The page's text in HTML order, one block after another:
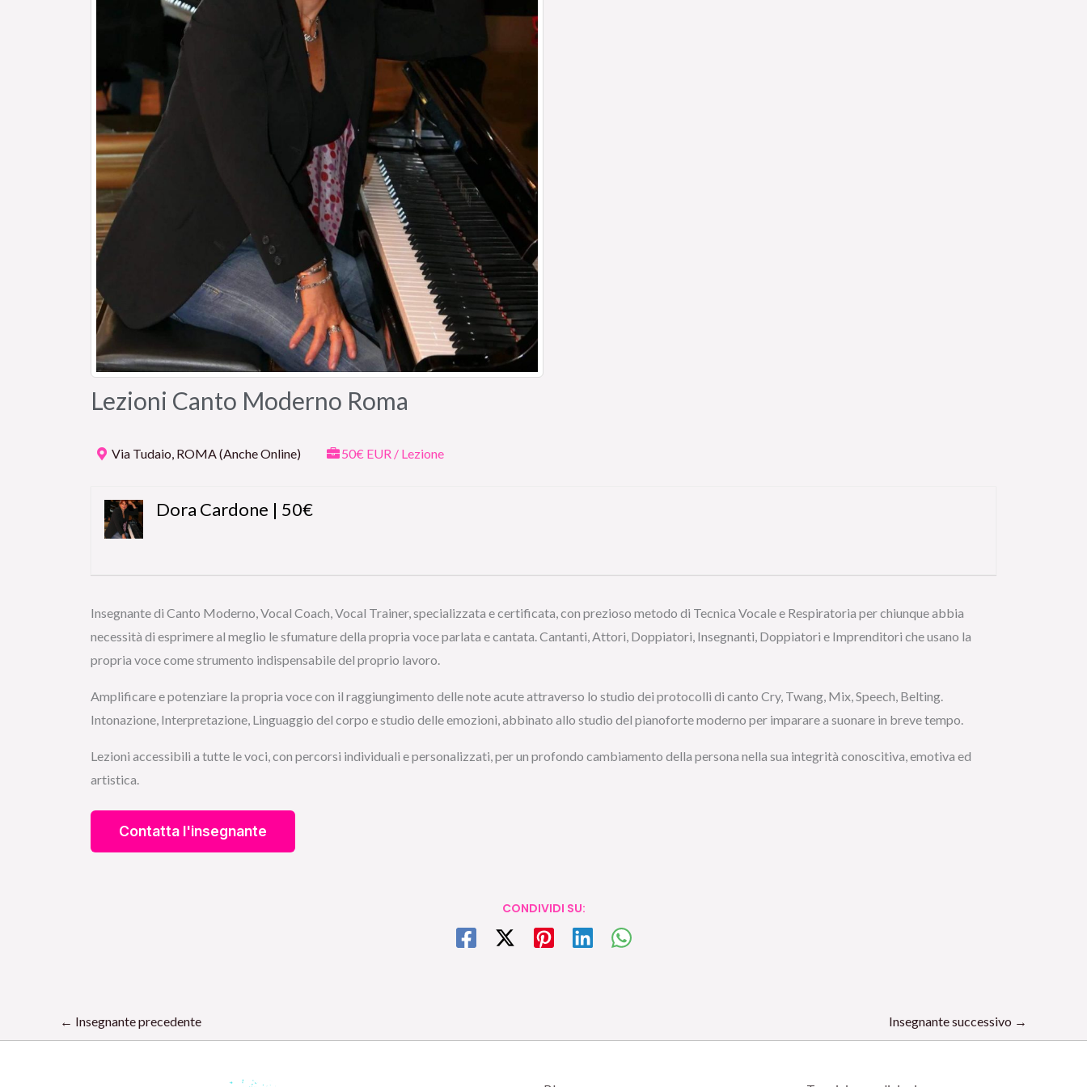
Lezioni Canto Moderno Roma
Via Tudaio, ROMA (Anche Online) 50€ EUR / Lezione
Dora Cardone | 50€
Insegnante di Canto Moderno, Vocal Coach, Vocal Trainer, specializzata e certificata, con prezioso metodo di Tecnica Vocale e Respiratoria per chiunque abbia
necessità di esprimere al meglio le sfumature della propria voce parlata e cantata. Cantanti, Attori, Doppiatori, Insegnanti, Doppiatori e Imprenditori che usano la
propria voce come strumento indispensabile del proprio lavoro.
Amplificare e potenziare la propria voce con il raggiungimento delle note acute attraverso lo studio dei protocolli di canto Cry, Twang, Mix, Speech, Belting.
Intonazione, Interpretazione, Linguaggio del corpo e studio delle emozioni, abbinato allo studio del pianoforte moderno per imparare a suonare in breve tempo.
Lezioni accessibili a tutte le voci, con percorsi individuali e personalizzati, per un profondo cambiamento della persona nella sua integrità conoscitiva, emotiva ed
artistica.
CONDIVIDI SU:
← Insegnante precedente Insegnante successivo →